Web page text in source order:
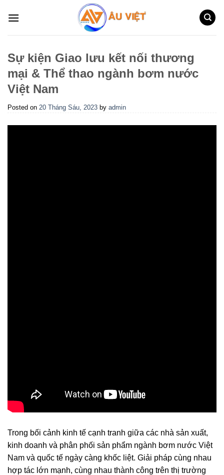
Sự kiện Giao lưu kết nối thương
mại & Thể thao ngành bơm nước
Việt Nam
Posted on 20 Tháng Sáu, 2023 by admin
Trong bối cảnh kinh tế cạnh tranh giữa các nhà sản xuất,
kinh doanh và phân phối sản phẩm ngành bơm nước Việt
Nam và quốc tế ngày càng khốc liệt. Giải pháp cùng nhau
hợp tác lớn mạnh, cùng nhau thành công trên thị trường